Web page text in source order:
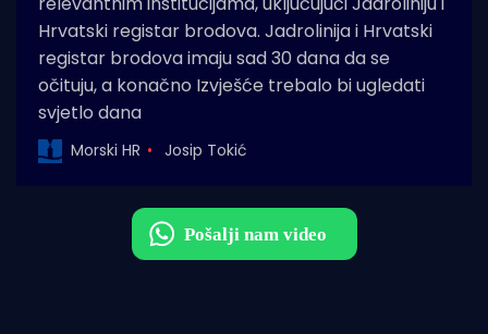
Hrvatski registar brodova. Jadrolinija i Hrvatski
registar brodova imaju sad 30 dana da se
očituju, a konačno Izvješće trebalo bi ugledati
svjetlo dana
Morski HR Josip Tokić